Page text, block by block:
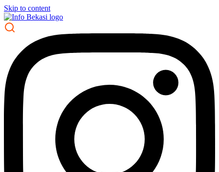
Skip to content